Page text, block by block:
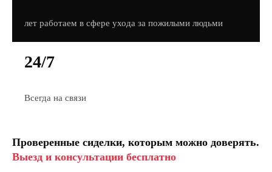
лет работаем в сфере ухода за пожилыми людьми
24/7
Всегда на связи
Проверенные сиделки, которым можно доверять.
Выезд и консультации бесплатно